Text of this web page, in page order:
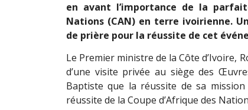
en avant l’importance de la
Nations (CAN) en terre ivoirienne.
de prière pour la réussite de cet
Le Premier ministre de la Côte d’Ivoire,
d’une visite privée au siège des
Baptiste que la réussite de sa
réussite de la Coupe d’Afrique des